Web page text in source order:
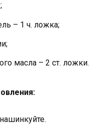
– 1 ч. ложка;
масла – 2 ст. ложки.